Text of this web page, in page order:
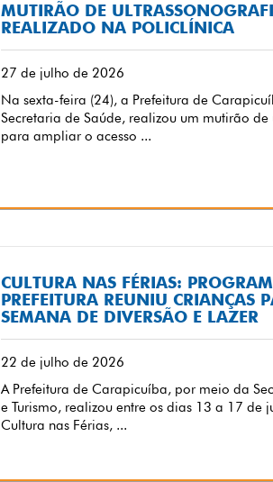
MUTIRÃO DE
REALIZADO NA POLICLÍNICA
27 de julho de 2026
Na sexta-feira (24), a Prefeitura de
Secretaria de Saúde, realizou um mutirão
para ampliar o acesso ...
CULTURA NAS FÉRIAS:
PREFEITURA REUNIU CRIANÇAS
SEMANA DE DIVERSÃO E LAZER
22 de julho de 2026
A Prefeitura de Carapicuíba, por meio da
e Turismo, realizou entre os dias 13 a 17 de
Cultura nas Férias, ...